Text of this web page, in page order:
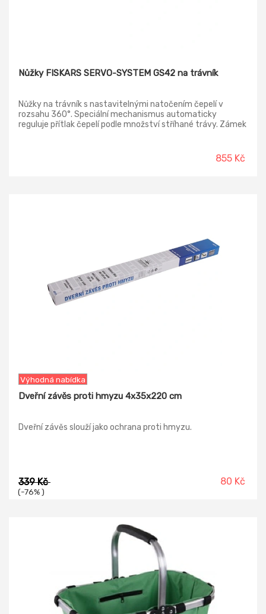
Nůžky FISKARS SERVO-SYSTEM GS42 na trávník
Nůžky na trávník s nastavitelnými natočením čepelí v
rozsahu 360°. Speciální mechanismus automaticky
reguluje přítlak čepelí podle množství stříhané trávy. Zámek
855 Kč
Výhodná nabídka
Dveřní závěs proti hmyzu 4x35x220 cm
Dveřní závěs slouží jako ochrana proti hmyzu.
339 Kč
(-76% )
80 Kč